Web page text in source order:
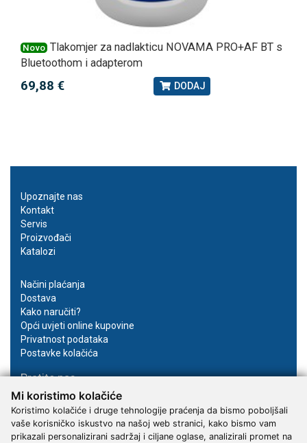
Mi koristimo kolačiće
Koristimo kolačiće i druge tehnologije praćenja da bismo poboljšali
vaše korisničko iskustvo na našoj web stranici, kako bismo vam
prikazali personalizirani sadržaj i ciljane oglase, analizirali promet na
Novo Tlakomjer za nadlakticu NOVAMA PRO+AF BT s
Bluetoothom i adapterom
69,88 € DODAJ
Upoznajte nas
Kontakt
Servis
Proizvođači
Katalozi
Načini plaćanja
Dostava
Kako naručiti?
Opći uvjeti online kupovine
Privatnost podataka
Postavke kolačića
Pratite nas
Facebook
Instagram
Youtube